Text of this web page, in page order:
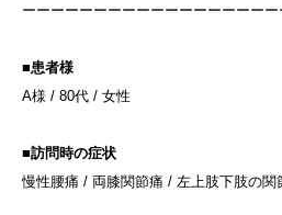
ーーーーーーーーーーーーーーーーー
■患者様
A様 / 80代 / 女性
■訪問時の症状
慢性腰痛 / 両膝関節痛 / 左上肢下肢の関